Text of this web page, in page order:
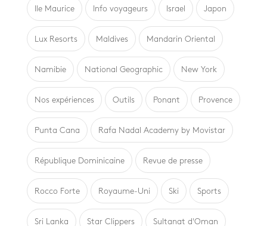
Ile Maurice Info voyageurs Israel Japon
Lux Resorts Maldives Mandarin Oriental
Namibie National Geographic New York
Nos expériences Outils Ponant Provence
Punta Cana Rafa Nadal Academy by Movistar
République Dominicaine Revue de presse
Rocco Forte Royaume-Uni Ski Sports
Sri Lanka Star Clippers Sultanat d'Oman